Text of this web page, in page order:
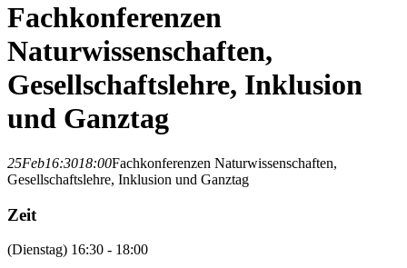
Fachkonferenzen
Naturwissenschaften,
Gesellschaftslehre, Inklusion
und Ganztag
25Feb16:3018:00Fachkonferenzen Naturwissenschaften,
Gesellschaftslehre, Inklusion und Ganztag
Zeit
(Dienstag) 16:30 - 18:00